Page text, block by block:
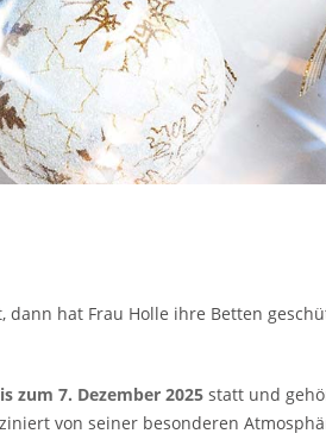
hat Frau Holle ihre Betten
zum 7. Dezember 2025 statt und
von seiner besonderen